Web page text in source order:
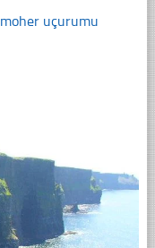
moher uçurumu